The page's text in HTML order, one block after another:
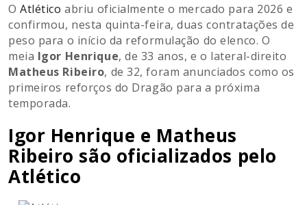
OAtlético abriu oficialmente o mercado para 2026 e
confirmou, nesta quinta-feira, duas contratações de
peso para o início da reformulação do elenco. O
meia Igor Henrique, de 33 anos, e o lateral-direito
Matheus Ribeiro, de 32, foram anunciados como os
primeiros reforços do Dragão para a próxima
temporada.
Igor Henrique e Matheus
Ribeiro são oficializados pelo
Atlético